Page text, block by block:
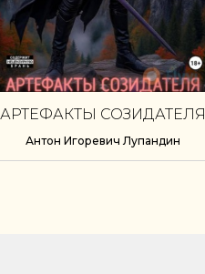
АРТЕФАКТЫ СОЗИДАТЕЛЯ
Антон Игоревич Лупандин